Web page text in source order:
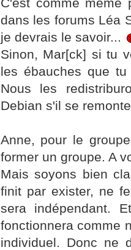
dans les forums Léa
je devrais le savoir...
Sinon, Mar[ck] si tu
les ébauches que
Nous les
Debian s'il se
Anne, pour le
former un groupe. A
Mais soyons bien
finit par exister, ne
sera indépendant.
fonctionnera comme
individuel. Donc ne